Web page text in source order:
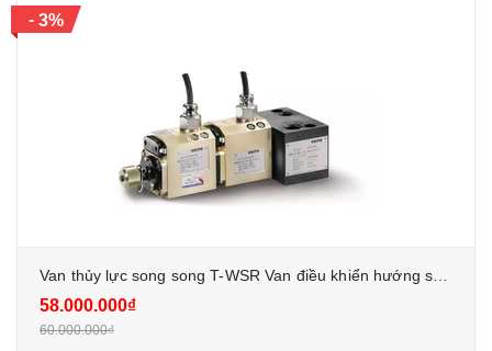
- 3%
58.000.000₫
60.000.000₫